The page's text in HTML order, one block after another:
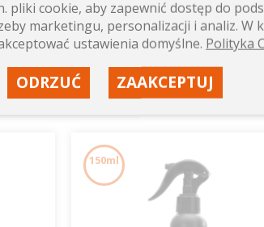
150ml
pliki cookie, aby zapewnić dostęp do
marketingu, personalizacji i analiz. W
ustawienia domyślne. Polityka
ODRZUĆ ZAAKCEPTUJ